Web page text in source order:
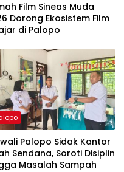
Film Sineas Muda
Dorong Ekosistem Film
di Palopo
Palopo Sidak Kantor
Sendana, Soroti Disiplin
Masalah Sampah